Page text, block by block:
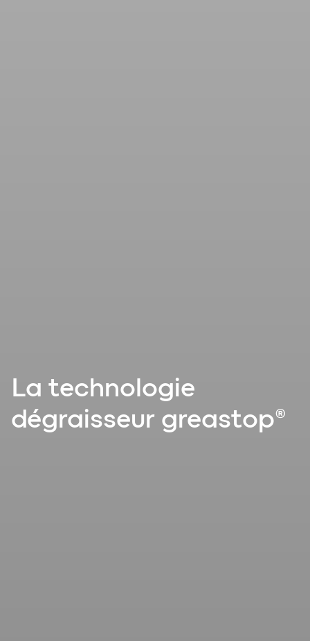
La technologie
dégraisseur greastop®